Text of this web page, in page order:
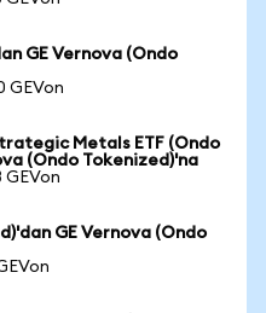
GE Vernova (Ondo
GEVon
Metals ETF (Ondo
(Ondo Tokenized)'na
GEVon
GE Vernova (Ondo